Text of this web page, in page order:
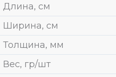
Длина, см
Ширина, см
Толщина, мм
Вес, гр/шт